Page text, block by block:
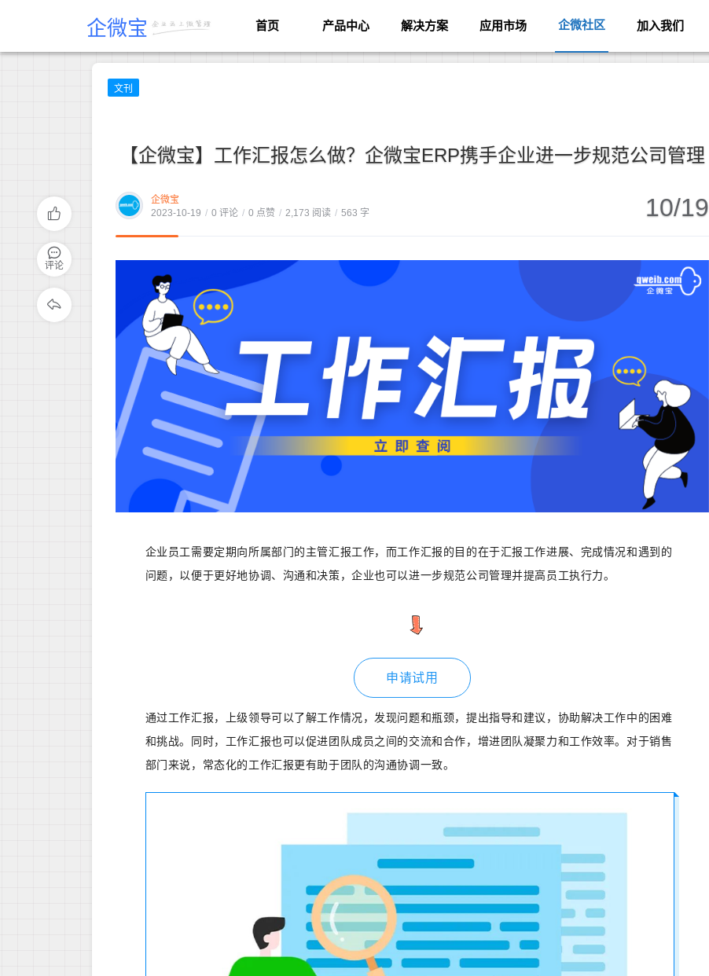
企微宝 首页 产品中心 解决方案 应用市场 企微社区 加入我们
文刊
【企微宝】工作汇报怎么做？企微宝ERP携手企业进一步规范公司管理
企微宝
2023-10-19 / 0 评论 / 0 点赞 / 2,173 阅读 / 563 字 10/19
企业员工需要定期向所属部门的主管汇报工作，而工作汇报的目的在于汇报工作进展、完成情况和遇到的
问题，以便于更好地协调、沟通和决策，企业也可以进一步规范公司管理并提高员工执行力。
申请试用
通过工作汇报，上级领导可以了解工作情况，发现问题和瓶颈，提出指导和建议，协助解决工作中的困难
和挑战。
同时，工作汇报也可以促进团队成员之间的交流和合作，增进团队凝聚力和工作效率。对于销售
部门来说，常态化的工作汇报更有助于团队的沟通协调一致。
评论